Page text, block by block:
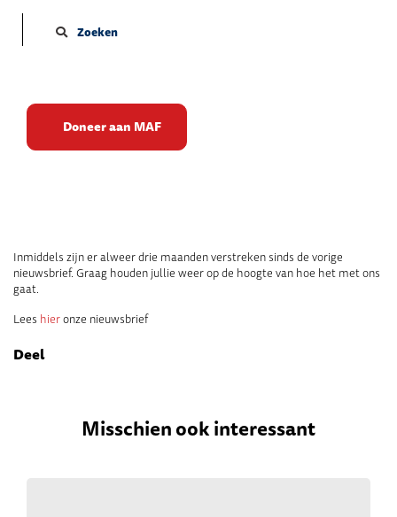
Zoeken
Doneer aan MAFEen update
Publicatie datum: 10-09-2025
Inmiddels zijn er alweer drie maanden verstreken sinds de vorige
nieuwsbrief. Graag houden jullie weer op de hoogte van hoe het met ons
gaat.
Lees hieronze nieuwsbrief
Deel
Misschien ook interessant